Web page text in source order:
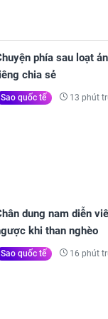
phía sau loạt
chia sẻ
Sao quốc tế 13 phút
dung nam diễn
khi than nghèo
Sao quốc tế 16 phút